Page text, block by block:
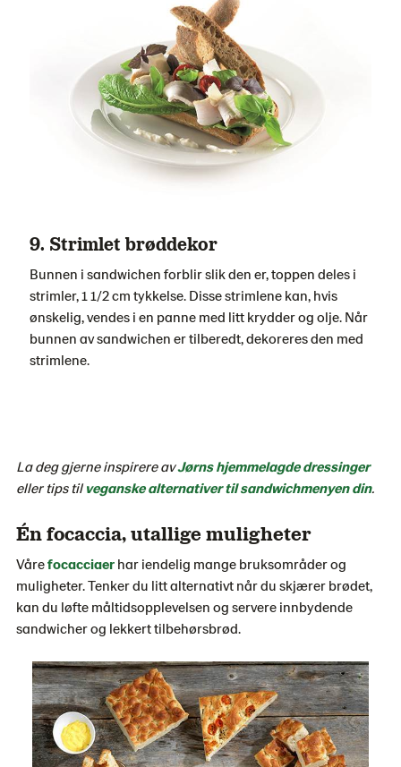
9. Strimlet brøddekor
Bunnen i sandwichen forblir slik den er, toppen deles i
strimler, 1 1/2 cm tykkelse. Disse strimlene kan, hvis
ønskelig, vendes i en panne med litt krydder og olje. Når
bunnen av sandwichen er tilberedt, dekoreres den med
strimlene.
La deg gjerne inspirere avJørns hjemmelagde dressinger
eller tips tilveganske alternativer til sandwichmenyen din.
Én focaccia, utallige muligheter
Vårefocacciaer har iendelig mange bruksområder og
muligheter. Tenker du litt alternativt når du skjærer brødet,
kan du løfte måltidsopplevelsen og servere innbydende
sandwicher og lekkert tilbehørsbrød.